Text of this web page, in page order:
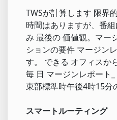
TWSが計算します 限界
時間はありますが、番
み 最後の 価値観。マー
ションの要件 マージン
す。 できる オフィスか
毎 日 マージンレポート
東部標準時午後4時15分
スマートルーティング